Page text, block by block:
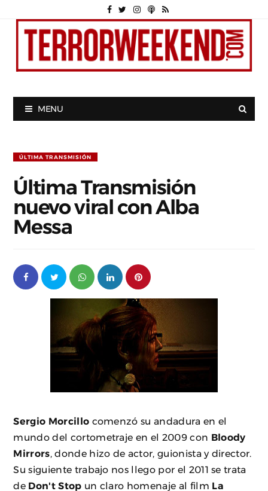
MENU
ÚLTIMA TRANSMISIÓN
Última Transmisión
nuevo viral con Alba
Messa
Sergio Morcillo comenzó su andadura en el
mundo del cortometraje en el 2009 con Bloody
Mirrors , donde hizo de actor, guionista y director.
Su siguiente trabajo nos llego por el 2011 se trata
de Don't Stop un claro homenaje al film La